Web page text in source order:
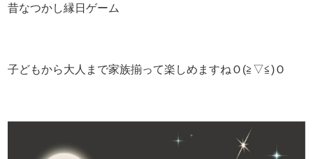
昔なつかし縁日ゲーム
子どもから大人まで家族揃って楽しめますねＯ(≧▽≦)Ｏ